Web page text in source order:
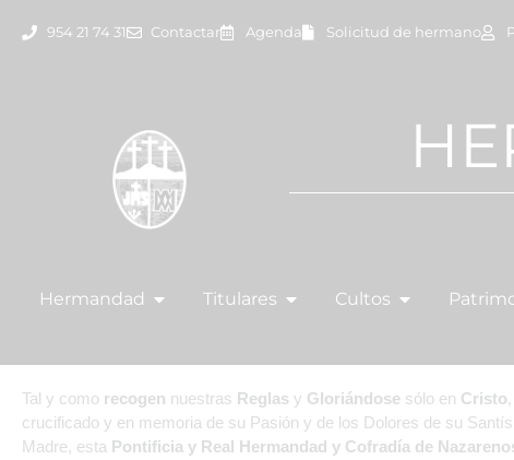
954 21 74 31 Contactar Agenda Solicitud de hermano
Hermandad Titulares Cultos
Tal y como recogen nuestras Reglas y Gloriándose sólo en Cristo
crucificado y en memoria de su Pasión y de los Dolores de su
Madre, esta Pontificia y Real Hermandad y Cofradía de